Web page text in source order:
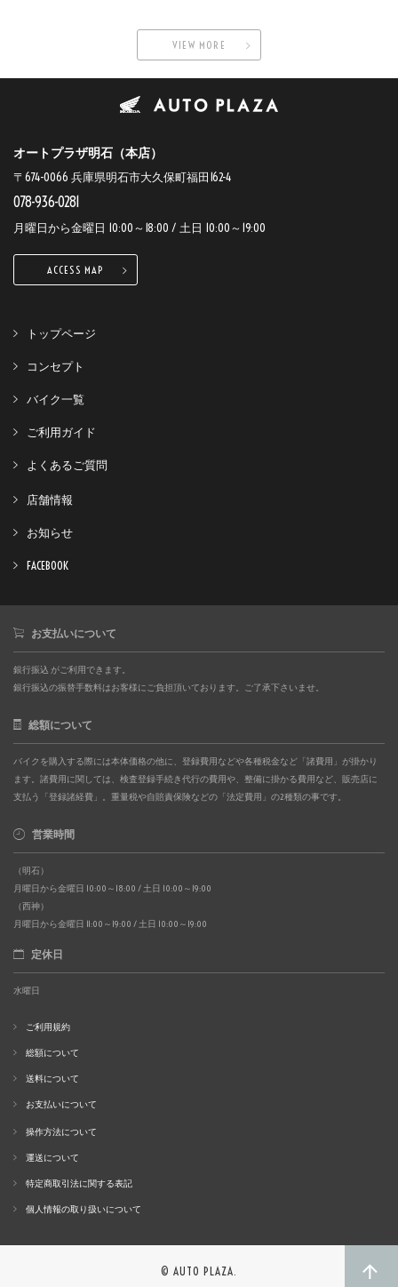
VIEW MORE
オートプラザ明石（本店）
〒674-0066 兵庫県明石市大久保町福田162-4
078-936-0281
月曜日から金曜日 10:00～18:00 / 土日 10:00～19:00
ACCESS MAP
トップページ
コンセプト
バイク一覧
ご利用ガイド
よくあるご質問
店舗情報
お知らせ
FACEBOOK
お支払いについて
銀行振込 がご利用できます。
銀行振込の振替手数料はお客様にご負担頂いております。ご了承下さいませ。
総額について
バイクを購入する際には本体価格の他に、登録費用などや各種税金など「諸費用」が掛かり
ます。諸費用に関しては、検査登録手続き代行の費用や、整備に掛かる費用など、販売店に
支払う「登録諸経費」。重量税や自賠責保険などの「法定費用」の2種類の事です。
営業時間
（明石）
月曜日から金曜日 10:00～18:00 / 土日 10:00～19:00
（西神）
月曜日から金曜日 11:00～19:00 / 土日 10:00～19:00
定休日
水曜日
ご利用規約
総額について
送料について
お支払いについて
操作方法について
運送について
特定商取引法に関する表記
個人情報の取り扱いについて
© AUTO PLAZA.